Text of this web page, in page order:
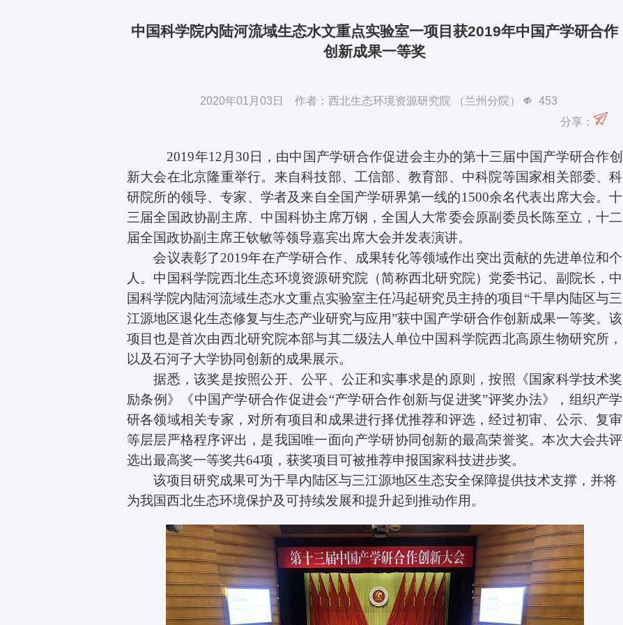
中国科学院内陆河流域生态水文重点实验室一项目获2019年中国产学研合作
创新成果一等奖
2020年01月03日 作者：西北生态环境资源研究院 （兰州分院）
453
分享：
2019年12月 30 日，由中国产学研合作促进会主办的第十三届中国产学研合作创
新大会在北京隆重举行。来自科技部、工信部、教育部、中科院等国家相关部委、科
研院所的领导、专家、学者及来自全国产学研界第一线的1500余名代表出席大会。十
三届全国政协副主席、中国科协主席万钢，全国人大常委会原副委员长陈至立，十二
届全国政协副主席王钦敏等领导嘉宾出席大会并发表演讲。
会议表彰了2019年在产学研合作、成果转化等领域作出突出贡献的先进单位和个
人。中国科学院西北生态环境资源研究院（简称西北研究院）党委书记、副院长，中
国科学院内陆河流域生态水文重点实验室主任冯起研究员主持的项目 “干旱内陆区与三
江源地区退化生态修复与生态产业研究与应用”获中国产学研合作创新成果一等奖。该
项目也是首次由西北研究院本部与其二级法人单位中国科学院西北高原生物研究所，
以及石河子大学协同创新的成果展示。
据悉，该奖是按照公开、公平、公正和实事求是的原则，按照《国家科学技术奖
励条例》《中国产学研合作促进会“产学研合作创新与促进奖”评奖办法》，组织产学
研各领域相关专家，对所有项目和成果进行择优推荐和评选，经过初审、公示、复审
等层层严格程序评出，是我国唯一面向产学研协同创新的最高荣誉奖。本次大会共评
选出最高奖一等奖共64项，获奖项目可被推荐申报国家科技进步奖。
该项目研究成果可为干旱内陆区与三江源地区生态安全保障提供技术支撑，并将
为我国西北生态环境保护及可持续发展和提升起到推动作用。